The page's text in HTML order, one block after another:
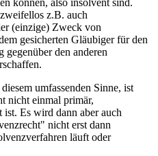
z.B. auch
(einzige) Zweck von
gesicherten Gläubiger für den
den anderen
umfassenden Sinne, ist
nicht einmal primär,
ist. Es wird dann aber auch
nicht erst dann
läuft oder